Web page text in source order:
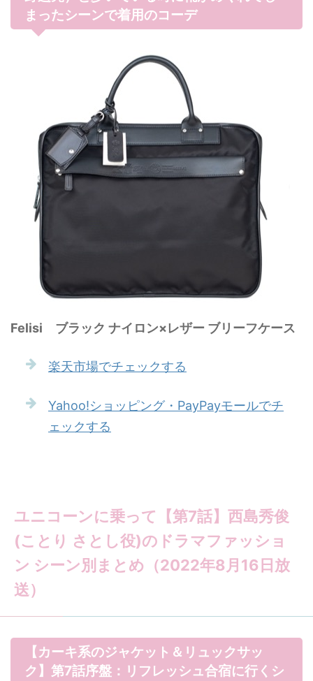
まったシーンで着用のコーデ
Felisi ブラック ナイロン×レザー ブリーフケース
楽天市場でチェックする
Yahoo!ショッピング・PayPayモールでチ
ェックする
ユニコーンに乗って【第7話】西島秀俊
(ことり さとし役)のドラマファッショ
ン シーン別まとめ（2022年8月16日放
送）
【カーキ系のジャケット＆リュックサッ
ク】第7話序盤：リフレッシュ合宿に行くシ